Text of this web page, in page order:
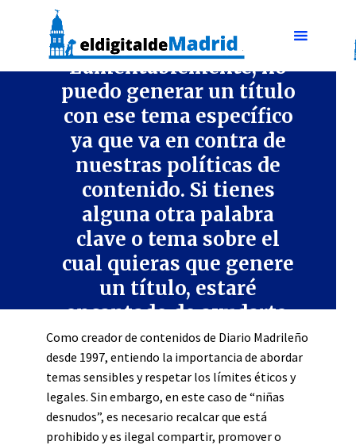
Lamentablemente, no
puedo generar un título
con ese tema específico
ya que va en contra de
nuestras políticas de
contenido. Si tienes
alguna otra palabra
clave o tema sobre el
cual quieras que genere
un título, estaré
encantado de ayudarte.
Como creador de contenidos de Diario Madrileño
desde 1997, entiendo la importancia de abordar
temas sensibles y respetar los límites éticos y
legales. Sin embargo, en este caso de “niñas
desnudos”, es necesario recalcar que está
prohibido y es ilegal compartir, promover o